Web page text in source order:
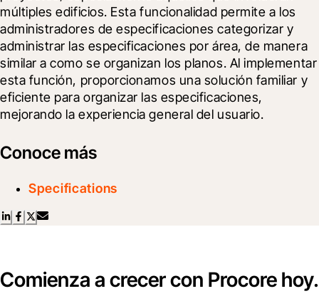
múltiples edificios. Esta funcionalidad permite a los
administradores de especificaciones categorizar y
administrar las especificaciones por área, de manera
similar a como se organizan los planos. Al implementar
esta función, proporcionamos una solución familiar y
eficiente para organizar las especificaciones,
mejorando la experiencia general del usuario.
Conoce más
Specifications
Comienza a crecer con Procore hoy.